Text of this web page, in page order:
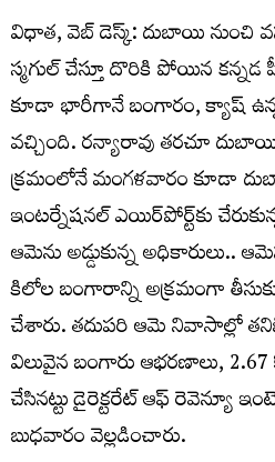
విధాత, వెబ్ డెస్క్: దుబాయి నుంచి
స్మ‌గుల్ చేస్తూ దొరికి పోయిన
కూడా భారీగానే బంగారం, క్యాష్
వ‌చ్చింది. ర‌న్యారావు త‌ర‌చూ
క్ర‌మంలోనే మంగ‌ళ‌వారం కూడా
ఇంట‌ర్నేష‌న‌ల్ ఎయిర్‌పోర్ట్‌కు
ఆమెను అడ్డుకున్న
కిలోల బంగారాన్ని అక్ర‌మంగా
చేశారు. త‌దుప‌రి ఆమె నివాసాల్లో
విలువైన బంగారు ఆభ‌ర‌ణాలు,
చేసిన‌ట్టు డైరెక్ట‌రేట్ ఆఫ్ రెవెన్యూ
బుధ‌వారం వెల్ల‌డించారు.